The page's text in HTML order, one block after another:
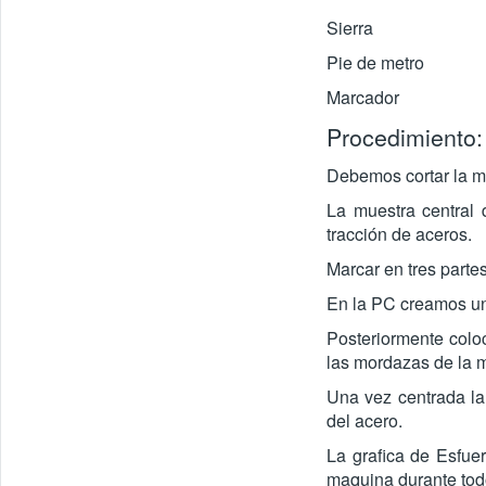
Sierra
Pie de metro
Marcador
Procedimiento:
Debemos cortar la
La muestra
tracción de aceros.
Marcar en tres
En la PC creamos
Posteriormente
las mordazas de la
Una vez centrada
del acero.
La grafica de
maquina durante